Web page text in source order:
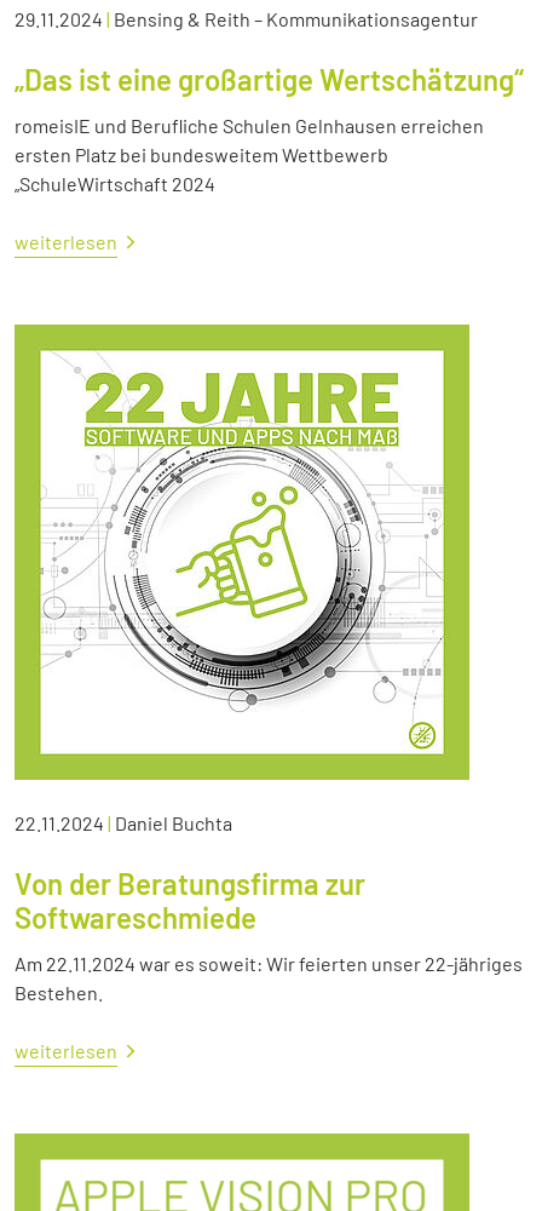
29.11.2024 | Bensing & Reith – Kommunikationsagentur
„Das ist eine großartige Wertschätzung“
romeisIE und Berufliche Schulen Gelnhausen erreichen
ersten Platz bei bundesweitem Wettbewerb
„SchuleWirtschaft 2024
weiterlesen
22.11.2024 | Daniel Buchta
Von der Beratungsfirma zur
Softwareschmiede
Am 22.11.2024 war es soweit: Wir feierten unser 22-jähriges
Bestehen.
weiterlesen